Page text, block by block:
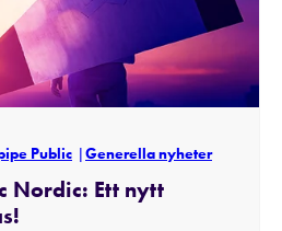
Public Generella nyheter
Nordic: Ett nytt